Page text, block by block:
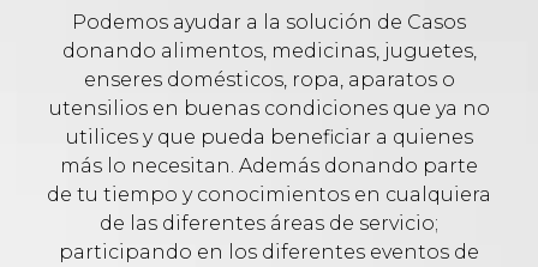
Podemos ayudar a la solución de Casos
donando alimentos, medicinas, juguetes,
enseres domésticos, ropa, aparatos o
utensilios en buenas condiciones que ya no
utilices y que pueda beneficiar a quienes
más lo necesitan. Además donando parte
de tu tiempo y conocimientos en cualquiera
de las diferentes áreas de servicio;
participando en los diferentes eventos de